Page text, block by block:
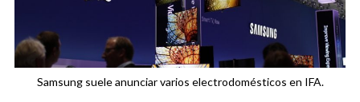
Samsung suele anunciar varios electrodomésticos en IFA.